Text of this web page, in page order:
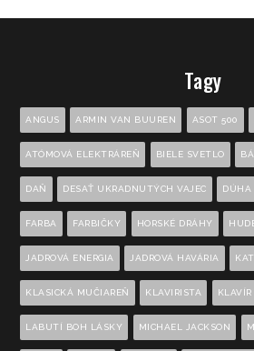
Tagy
ANGUS ARMIN VAN BUUREN ASOT 500
ATÓMOVÁ ELEKTRÁREŇ BIELE SVETLO
DAŇ DESAŤ UKRADNUTÝCH VAJEC DÚHA
FARBA FARBIČKY HORSKÉ DRÁHY
JADROVÁ ENERGIA JADROVÁ HAVÁRIA
KLASICKÁ MUČIAREŇ KLAVIRISTA KLAVÍR
LABUTÍ BOH LÁSKY MICHAEL JACKSON